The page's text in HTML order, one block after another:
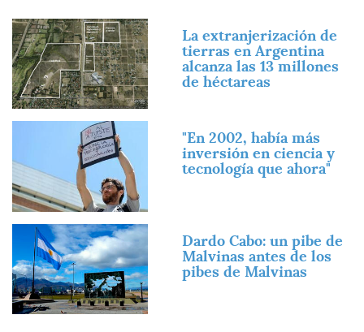
Imagen
La extranjerización de
tierras en Argentina
alcanza las 13 millones
de héctareas
"En 2002, había más
inversión en ciencia y
tecnología que ahora"
Imagen
Dardo Cabo: un pibe de
Malvinas antes de los
pibes de Malvinas